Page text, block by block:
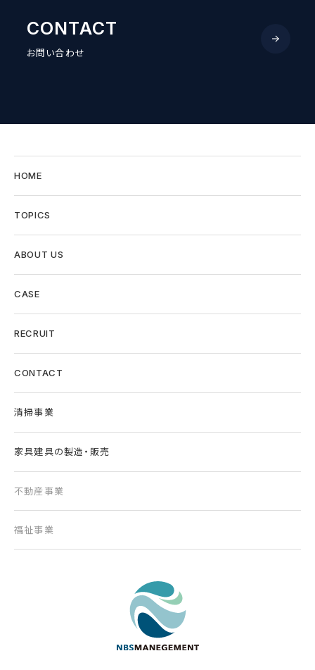
CONTACT
お問い合わせ
HOME
TOPICS
ABOUT US
CASE
RECRUIT
CONTACT
清掃事業
家具建具の製造・販売
不動産事業
福祉事業